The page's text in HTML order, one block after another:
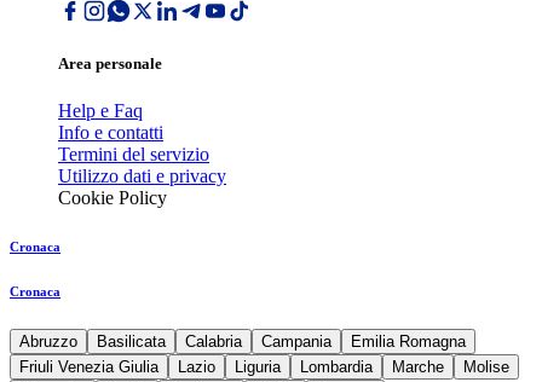
Area personale
Help e Faq
Info e contatti
Termini del servizio
Utilizzo dati e privacy
Cookie Policy
Cronaca
Cronaca
Abruzzo Basilicata Calabria Campania
Emilia Romagna
Friuli Venezia Giulia
Lazio Liguria Lombardia Marche
Molise